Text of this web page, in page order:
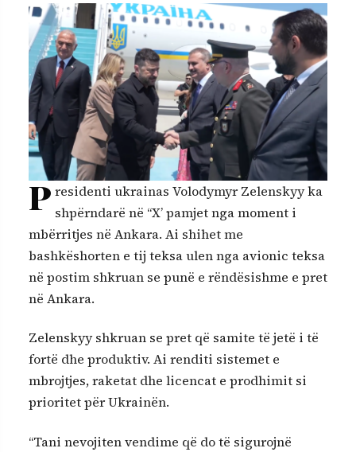
P residenti ukrainas Volodymyr Zelenskyy ka
shpërndarë në “X’ pamjet nga moment i
mbërritjes në Ankara. Ai shihet me
bashkëshorten e tij teksa ulen nga avionic teksa
në postim shkruan se punë e rëndësishme e pret
në Ankara.
Zelenskyy shkruan se pret që samite të jetë i të
fortë dhe produktiv. Ai renditi sistemet e
mbrojtjes, raketat dhe licencat e prodhimit si
prioritet për Ukrainën.
“Tani nevojiten vendime që do të sigurojnë